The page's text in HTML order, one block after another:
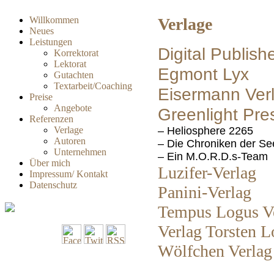
Willkommen
Neues
Leistungen
Korrektorat
Lektorat
Gutachten
Textarbeit/Coaching
Preise
Angebote
Referenzen
Verlage
Autoren
Unternehmen
Über mich
Impressum/ Kontakt
Datenschutz
Verlage
Digital
Egmont Lyx
Eisermann
Greenlight
– Heliosphere 2265
– Die Chroniken der
– Ein M.O.R.D.s-Team
Luzifer-Verlag
Panini-Verlag
Tempus Logus
Verlag Torsten
Wölfchen Verlag